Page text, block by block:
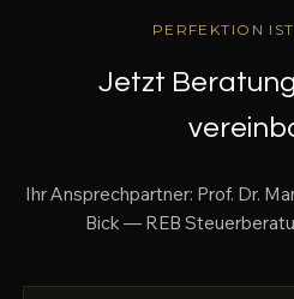
PERFEKTION
Jetzt
Ihr Ansprechpartner: Prof. Dr.
Bick — REB